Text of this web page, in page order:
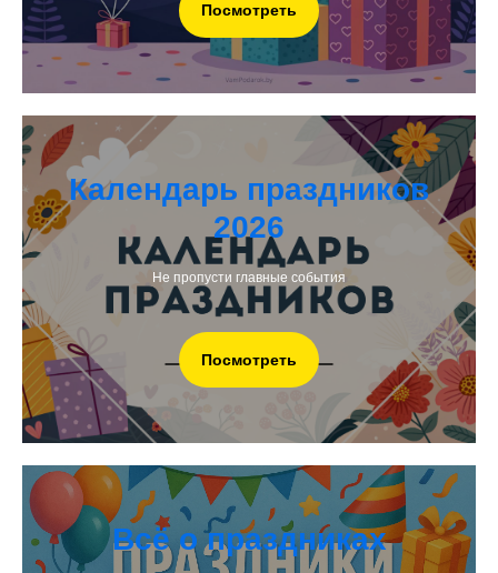
Посмотреть
Календарь праздников
2026
Не пропусти главные события
Посмотреть
Всё о праздниках